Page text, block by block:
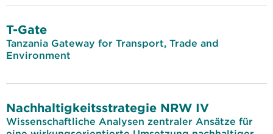
T-Gate
Tanzania Gateway for Transport, Trade and
Environment
Nachhaltigkeitsstrategie NRW IV
Wissenschaftliche Analysen zentraler Ansätze für